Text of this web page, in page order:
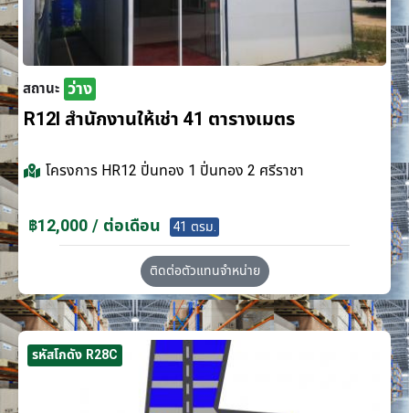
สถานะ ว่าง
R12I สำนักงานให้เช่า 41 ตารางเมตร
โครงการ HR12 ปิ่นทอง 1 ปิ่นทอง 2 ศรีราชา
฿12,000 / ต่อเดือน 41 ตรม.
ติดต่อตัวแทนจำหน่าย
รหัสโกดัง R28C